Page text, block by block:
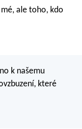
ale toho, kdo
k našemu
které